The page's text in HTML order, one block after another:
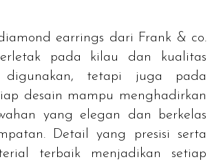
earrings dari Frank & co.
pada kilau dan kualitas
tetapi juga pada
desain mampu menghadirkan
yang elegan dan berkelas
Detail yang presisi serta
terbaik menjadikan setiap